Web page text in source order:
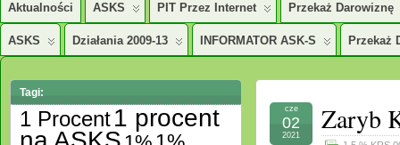
Aktualności ASKS PIT Przez Internet Przekaż Darowiznę
ASKS Działania 2009-13 INFORMATOR ASK-S Przekaż
Zaryb
cze
02
2021
Tagi:
1 Procent1 procent